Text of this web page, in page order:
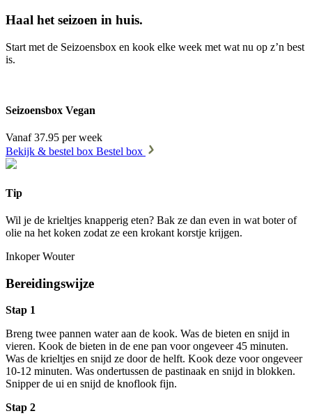
Haal het seizoen in huis.
Start met de Seizoensbox en kook elke week met wat nu op z’n best
is.
Seizoensbox Vegan
Vanaf 37.95 per week
Bekijk & bestel box Bestel box
Tip
Wil je de krieltjes knapperig eten? Bak ze dan even in wat boter of
olie na het koken zodat ze een krokant korstje krijgen.
Inkoper Wouter
Bereidingswijze
Stap 1
Breng twee pannen water aan de kook. Was de bieten en snijd in
vieren. Kook de bieten in de ene pan voor ongeveer 45 minuten.
Was de krieltjes en snijd ze door de helft. Kook deze voor ongeveer
10-12 minuten. Was ondertussen de pastinaak en snijd in blokken.
Snipper de ui en snijd de knoflook fijn.
Stap 2